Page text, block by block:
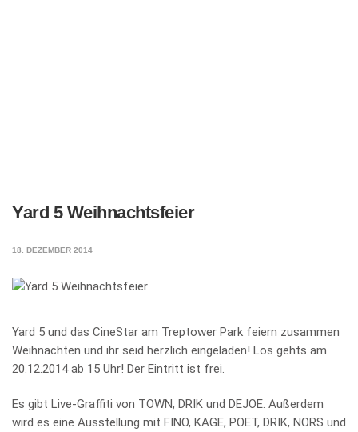
Yard 5 Weihnachtsfeier
18. DEZEMBER 2014
Yard 5 und das CineStar am Treptower Park feiern zusammen
Weihnachten und ihr seid herzlich eingeladen! Los gehts am
20.12.2014 ab 15 Uhr! Der Eintritt ist frei.
Es gibt Live-Graffiti von TOWN, DRIK und DEJOE. Außerdem
wird es eine Ausstellung mit FINO, KAGE, POET, DRIK, NORS und